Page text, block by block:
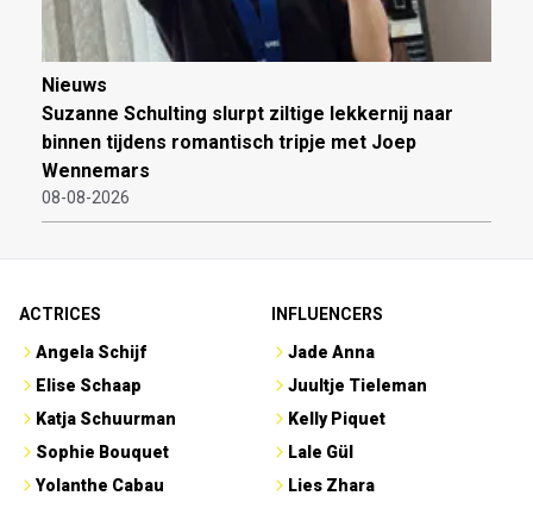
Nieuws
Suzanne Schulting slurpt ziltige lekkernij naar
binnen tijdens romantisch tripje met Joep
Wennemars
08-08-2026
ACTRICES
Angela Schijf
Elise Schaap
Katja Schuurman
Sophie Bouquet
Yolanthe Cabau
INFLUENCERS
Jade Anna
Juultje Tieleman
Kelly Piquet
Lale Gül
Lies Zhara